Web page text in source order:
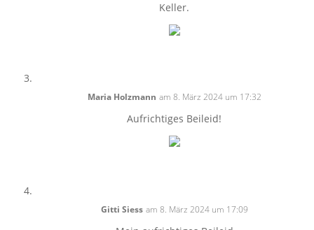
Keller.
Maria Holzmann am 8. März 2024 um 17:32
Aufrichtiges Beileid!
Gitti Siess am 8. März 2024 um 17:09